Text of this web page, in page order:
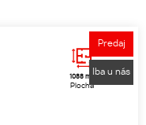
1088 m 2
Plocha
Predaj
Iba u nás